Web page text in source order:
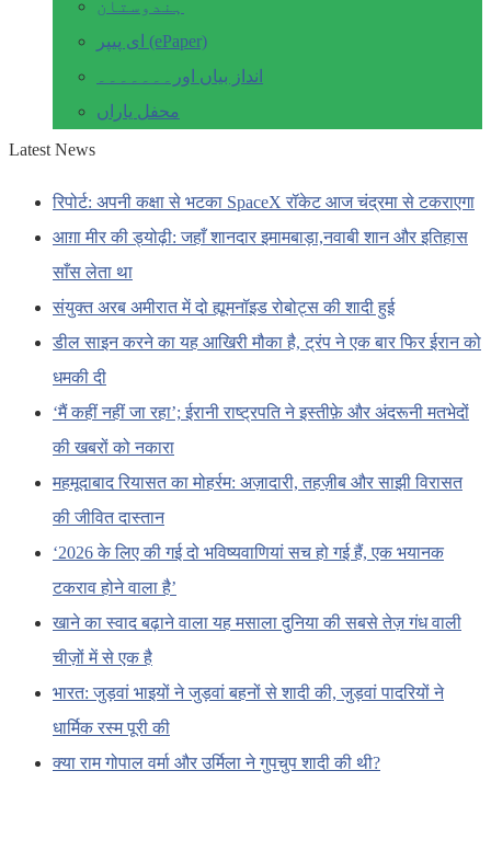
ہندوستان
ای پیپر (ePaper)
انداز بیاں اور۔۔۔۔۔۔۔
محفل یاراں
Latest News
रिपोर्ट: अपनी कक्षा से भटका SpaceX रॉकेट आज चंद्रमा से टकराएगा
आग़ा मीर की ड्योढ़ी: जहाँ शानदार इमामबाड़ा,नवाबी शान और इतिहास
साँस लेता था
संयुक्त अरब अमीरात में दो ह्यूमनॉइड रोबोट्स की शादी हुई
डील साइन करने का यह आखिरी मौका है, ट्रंप ने एक बार फिर ईरान को
धमकी दी
‘मैं कहीं नहीं जा रहा’; ईरानी राष्ट्रपति ने इस्तीफ़े और अंदरूनी मतभेदों
की खबरों को नकारा
महमूदाबाद रियासत का मोहर्रम: अज़ादारी, तहज़ीब और साझी विरासत
की जीवित दास्तान
‘2026 के लिए की गई दो भविष्यवाणियां सच हो गई हैं, एक भयानक
टकराव होने वाला है’
खाने का स्वाद बढ़ाने वाला यह मसाला दुनिया की सबसे तेज़ गंध वाली
चीज़ों में से एक है
भारत: जुड़वां भाइयों ने जुड़वां बहनों से शादी की, जुड़वां पादरियों ने
धार्मिक रस्म पूरी की
क्या राम गोपाल वर्मा और उर्मिला ने गुपचुप शादी की थी?